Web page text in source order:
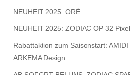
NEUHEIT 2025: ORÉ
NEUHEIT 2025: ZODIAC OP 32 Pixel
Rabattaktion zum Saisonstart:
ARKEMA Design